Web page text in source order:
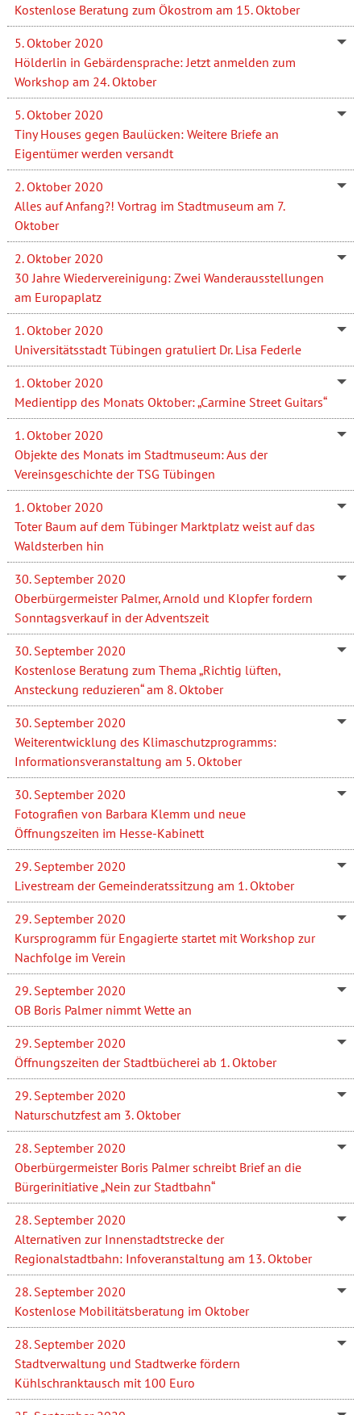
Kostenlose Beratung zum Ökostrom am 15. Oktober
5. Oktober 2020
Hölderlin in Gebärdensprache: Jetzt anmelden zum
Workshop am 24. Oktober
5. Oktober 2020
Tiny Houses gegen Baulücken: Weitere Briefe an
Eigentümer werden versandt
2. Oktober 2020
Alles auf Anfang?! Vortrag im Stadtmuseum am 7.
Oktober
2. Oktober 2020
30 Jahre Wiedervereinigung: Zwei Wanderausstellungen
am Europaplatz
1. Oktober 2020
Universitätsstadt Tübingen gratuliert Dr. Lisa Federle
1. Oktober 2020
Medientipp des Monats Oktober: „Carmine Street Guitars“
1. Oktober 2020
Objekte des Monats im Stadtmuseum: Aus der
Vereinsgeschichte der TSG Tübingen
1. Oktober 2020
Toter Baum auf dem Tübinger Marktplatz weist auf das
Waldsterben hin
30. September 2020
Oberbürgermeister Palmer, Arnold und Klopfer fordern
Sonntagsverkauf in der Adventszeit
30. September 2020
Kostenlose Beratung zum Thema „Richtig lüften,
Ansteckung reduzieren“ am 8. Oktober
30. September 2020
Weiterentwicklung des Klimaschutzprogramms:
Informationsveranstaltung am 5. Oktober
30. September 2020
Fotografien von Barbara Klemm und neue
Öffnungszeiten im Hesse-Kabinett
29. September 2020
Livestream der Gemeinderatssitzung am 1. Oktober
29. September 2020
Kursprogramm für Engagierte startet mit Workshop zur
Nachfolge im Verein
29. September 2020
OB Boris Palmer nimmt Wette an
29. September 2020
Öffnungszeiten der Stadtbücherei ab 1. Oktober
29. September 2020
Naturschutzfest am 3. Oktober
28. September 2020
Oberbürgermeister Boris Palmer schreibt Brief an die
Bürgerinitiative „Nein zur Stadtbahn“
28. September 2020
Alternativen zur Innenstadtstrecke der
Regionalstadtbahn: Infoveranstaltung am 13. Oktober
28. September 2020
Kostenlose Mobilitätsberatung im Oktober
28. September 2020
Stadtverwaltung und Stadtwerke fördern
Kühlschranktausch mit 100 Euro